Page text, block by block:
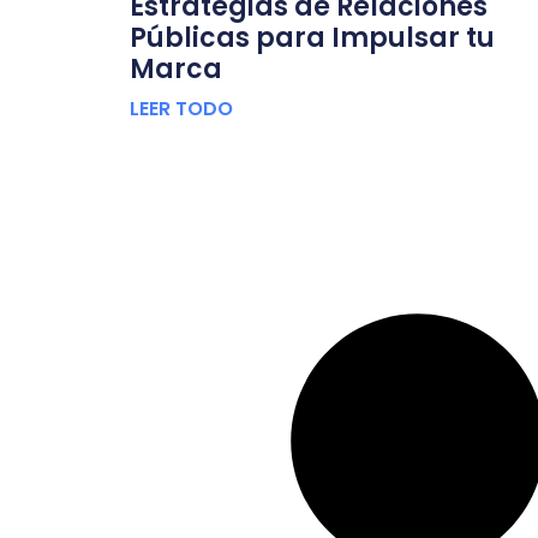
Públicas para Impulsar tu
Marca
LEER TODO